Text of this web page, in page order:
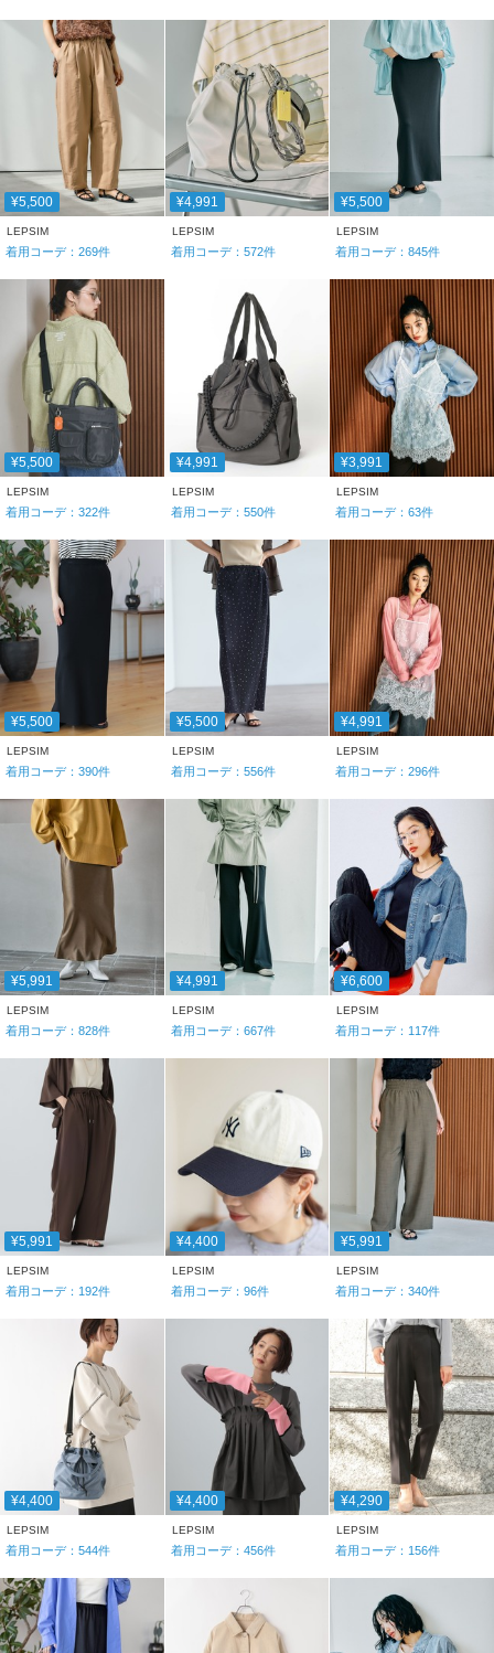
¥5,500
LEPSIM
着用コーデ： 269件
¥4,991
LEPSIM
着用コーデ： 572件
¥5,500
LEPSIM
着用コーデ：845件
¥5,500
LEPSIM
着用コーデ： 322件
¥4,991
LEPSIM
着用コーデ： 550件
¥3,991
LEPSIM
着用コーデ：63件
¥5,500
LEPSIM
着用コーデ： 390件
¥5,500
LEPSIM
着用コーデ： 556件
¥4,991
LEPSIM
着用コーデ：296件
¥5,991
LEPSIM
着用コーデ： 828件
¥4,991
LEPSIM
着用コーデ： 667件
¥6,600
LEPSIM
着用コーデ： 117件
¥5,991
LEPSIM
着用コーデ： 192件
¥4,400
LEPSIM
着用コーデ： 96件
¥5,991
LEPSIM
着用コーデ：340件
¥4,400
LEPSIM
着用コーデ： 544件
¥4,400
LEPSIM
着用コーデ： 456件
¥4,290
LEPSIM
着用コーデ： 156件